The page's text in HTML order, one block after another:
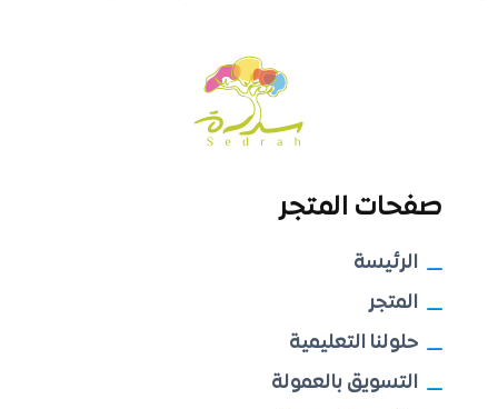
صفحات المتجر
الرئيسة
المتجر
حلولنا التعليمية
التسويق بالعمولة